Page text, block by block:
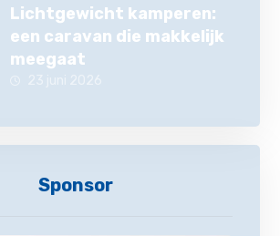
Lichtgewicht kamperen:
een caravan die makkelijk
meegaat
Sponsor